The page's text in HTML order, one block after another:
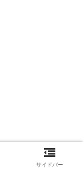
サイドバー